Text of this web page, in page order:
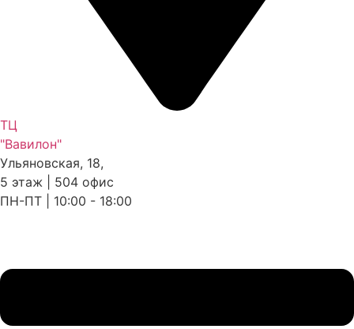
ТЦ
"Вавилон"
Ульяновская, 18,
5 этаж | 504 офис
ПН-ПТ | 10:00 - 18:00